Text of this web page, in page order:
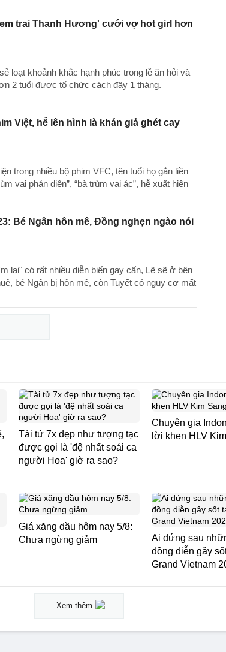
trai Thanh Hương' cưới vợ hot girl hơn
loạt khoảnh khắc hạnh phúc trong lễ ăn hỏi và
2 tuổi được tổ chức cách đây 1 tháng.
Việt, hễ lên hình là khán giả ghét cay
trong nhiều bộ phim VFC, tên tuổi họ gắn liền
vai phản diện”, “bà trùm vai ác”, hễ xuất hiện
Bé Ngân hôn mê, Đồng nghẹn ngào nói
lại" có rất nhiều diễn biến gay cấn, Lệ sẽ ở bên
bé Ngân bị hôn mê, còn Tuyết có nguy cơ mất
Tài tử 7x đẹp như tượng tạc
được gọi là 'đệ nhất soái ca
người Hoa' giờ ra sao?
Chuyên gia
lời khen HLV
Giá xăng dầu hôm nay 5/8:
Chưa ngừng giảm
Ai đứng sau
đồng diễn gây
Grand Vietnam
Xem thêm